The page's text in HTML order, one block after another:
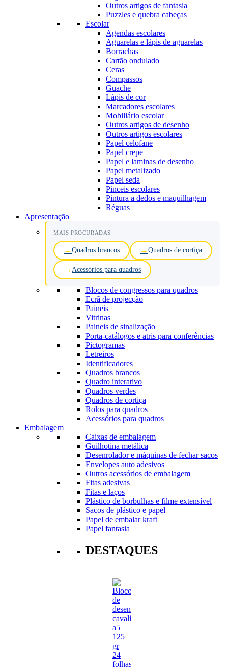
Outros artigos de fantasia
Puzzles e quebra cabeças
Escolar
Agendas escolares
Aguarelas e lápis de aguarelas
Borrachas
Cartão ondulado
Ceras
Compassos
Guache
Lápis de cor
Marcadores escolares
Mobiliário escolar
Outros artigos de desenho
Outros artigos escolares
Papel celofane
Papel crepe
Papel e laminas de desenho
Papel metalizado
Papel seda
Pinceis escolares
Pintura a dedos e maquilhagem
Réguas
Apresentação
MAIS PROCURADAS
Quadros brancos Quadros de cortiça
Acessórios para quadros
Blocos de congressos para quadros
Ecrã de projecção
Paineis
Vitrinas
Paineis de sinalização
Porta-catálogos e atris para conferências
Pictogramas
Letreiros
Identificadores
Quadros brancos
Quadro interativo
Quadros verdes
Quadros de cortiça
Rolos para quadros
Acessórios para quadros
Embalagem
Caixas de embalagem
Guilhotina metálica
Desenrolador e máquinas de fechar sacos
Envelopes auto adesivos
Outros acessórios de embalagem
Fitas adesivas
Fitas e laços
Plástico de borbulhas e filme extensível
Sacos de plástico e papel
Papel de embalar kraft
Papel fantasia
DESTAQUES